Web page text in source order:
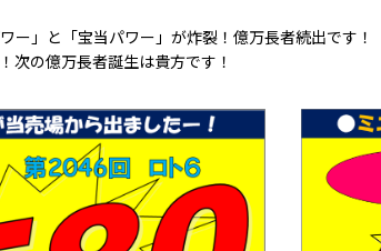
ー」と「宝当パワー」が炸裂！億万長者続出です！
次の億万長者誕生は貴方です！